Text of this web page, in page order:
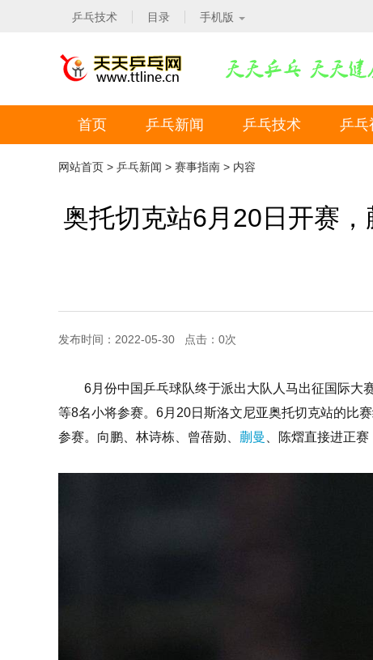
乒乓技术 目录 手机版
首页 乒乓新闻 乒乓技术 乒乓
网站首页 > 乒乓新闻 > 赛事指南 > 内容
奥托切克站6月20日开赛
发布时间：2022-05-30 点击： 0次
6月份中国乒乓球队终于派出大队人马出征国际大
等8名小将参赛。6月20日斯洛文尼亚奥托切克站的比
参赛。向鹏、林诗栋、曾蓓勋、 蒯曼 、陈熠直接进正